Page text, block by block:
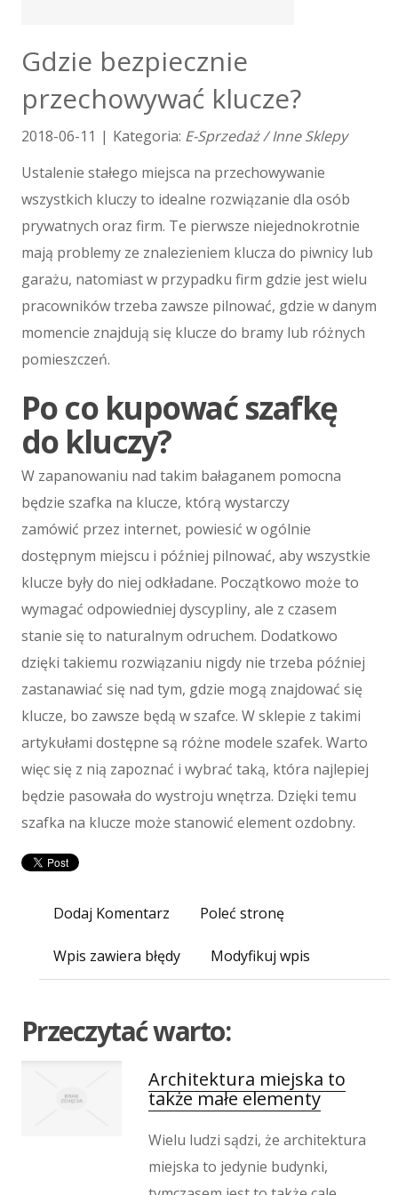
Biżuteria
Dla Dzieci
Wyposażenie Wnętrz
Wyposażenie Łazienki
Odzież
Elektronika, RTV, AGD
Art. Dla Zwierząt
Ogród, Rośliny
Chemia
Art. Spożywcze
Materiały Eksploatacyjne
Maszyny
Maszyny
Przemysł Metalowy
Spedycja
Transport
Części Samochodowe
Wynajem
Usługi Motoryzacyjne
Salony, Komisy
E-marketing
Agencje Reklamowe
Materiały Reklamowe
Inne Agencje
Wigor
Imprezy Integracyjne
Hobby
Zajęcia Sportowe i Rekreacyjne
Informatyczne
Fotografia
Adwokaci, Porady Prawne
Weterynaryjne, Hodowla Zwierząt
Sprzątanie, Porządkowanie
Serwis
Inne Usługi
Hotele i Noclegi
Podróże
Gdzie bezpiecznie
przechowywać klucze?
2018-06-11 | Kategoria: E-Sprzedaż / Inne Sklepy
Ustalenie stałego miejsca na przechowywanie
wszystkich kluczy to idealne rozwiązanie dla osób
prywatnych oraz firm. Te pierwsze niejednokrotnie
mają problemy ze znalezieniem klucza do piwnicy lub
garażu, natomiast w przypadku firm gdzie jest wielu
pracowników trzeba zawsze pilnować, gdzie w danym
momencie znajdują się klucze do bramy lub różnych
pomieszczeń.
Po co kupować szafkę
do kluczy?
W zapanowaniu nad takim bałaganem pomocna
będzie szafka na klucze, którą wystarczy
zamówić przez internet, powiesić w ogólnie
dostępnym miejscu i później pilnować, aby wszystkie
klucze były do niej odkładane. Początkowo może to
wymagać odpowiedniej dyscypliny, ale z czasem
stanie się to naturalnym odruchem. Dodatkowo
dzięki takiemu rozwiązaniu nigdy nie trzeba później
zastanawiać się nad tym, gdzie mogą znajdować się
klucze, bo zawsze będą w szafce. W sklepie z takimi
artykułami dostępne są różne modele szafek. Warto
więc się z nią zapoznać i wybrać taką, która najlepiej
będzie pasowała do wystroju wnętrza. Dzięki temu
szafka na klucze może stanowić element ozdobny.
Dodaj Komentarz Poleć stronę
Wpis zawiera błędy Modyfikuj wpis
Przeczytać warto:
Architektura miejska to
także małe elementy
Wielu ludzi sądzi, że architektura
miejska to jedynie budynki,